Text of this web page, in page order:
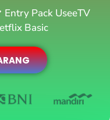
Entry Pack UseeTV
Basic